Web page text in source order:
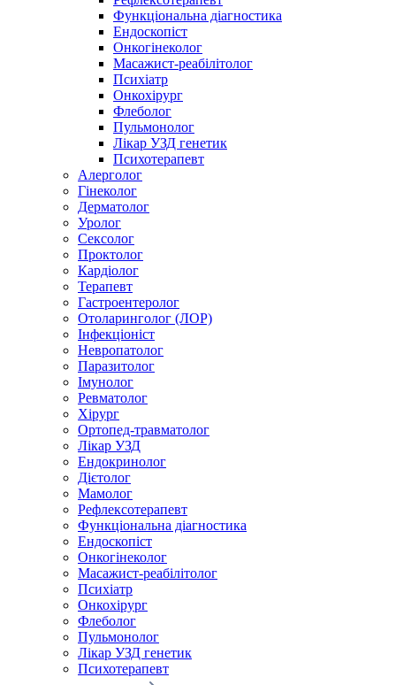
Функціональна діагностика
Ендоскопіст
Онкогінеколог
Масажист-реабілітолог
Психіатр
Онкохірург
Флеболог
Пульмонолог
Лікар УЗД генетик
Психотерапевт
Алерголог
Гінеколог
Дерматолог
Уролог
Сексолог
Проктолог
Кардіолог
Терапевт
Гастроентеролог
Отоларинголог (ЛОР)
Інфекціоніст
Невропатолог
Паразитолог
Імунолог
Ревматолог
Хірург
Ортопед-травматолог
Лікар УЗД
Ендокринолог
Дієтолог
Мамолог
Рефлексотерапевт
Функціональна діагностика
Ендоскопіст
Онкогінеколог
Масажист-реабілітолог
Психіатр
Онкохірург
Флеболог
Пульмонолог
Лікар УЗД генетик
Психотерапевт